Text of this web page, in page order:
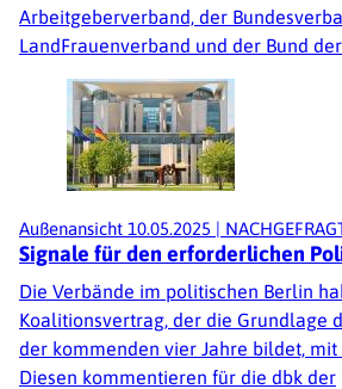
Arbeitgeberverband, der
LandFrauenverband und der Bund
Außenansicht 10.05.2025 |
Signale für den erforderlichen
Die Verbände im politischen Berlin
Koalitionsvertrag, der die Grundlage
der kommenden vier Jahre bildet,
Diesen kommentieren für die dbk der